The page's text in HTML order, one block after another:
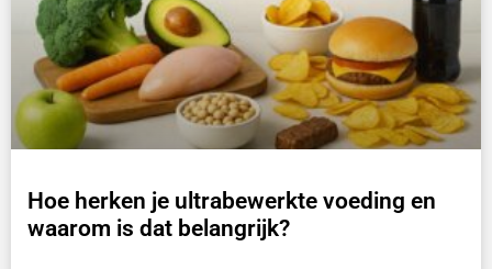
Hoe herken je ultrabewerkte voeding en
waarom is dat belangrijk?